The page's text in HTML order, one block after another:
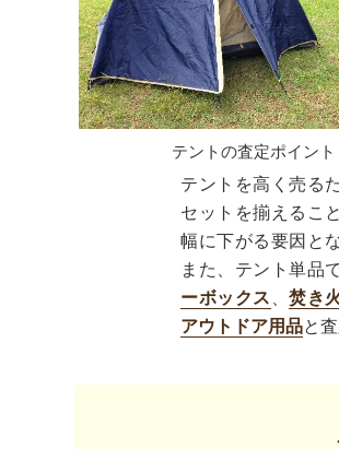
テントの査定ポイント
テントを高く売る
セットを揃えるこ
幅に下がる要因と
また、テント単品
ーボックス
、焚き
アウトドア用品と